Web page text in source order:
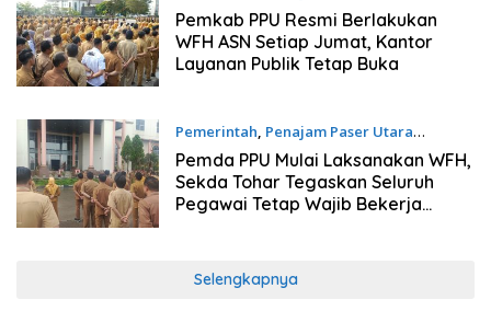
09/04/2026
Pemkab PPU Resmi Berlakukan
WFH ASN Setiap Jumat, Kantor
Layanan Publik Tetap Buka
Pemerintah, Penajam Paser Utara
06/04/2026
Pemda PPU Mulai Laksanakan WFH,
Sekda Tohar Tegaskan Seluruh
Pegawai Tetap Wajib Bekerja
Selengkapnya